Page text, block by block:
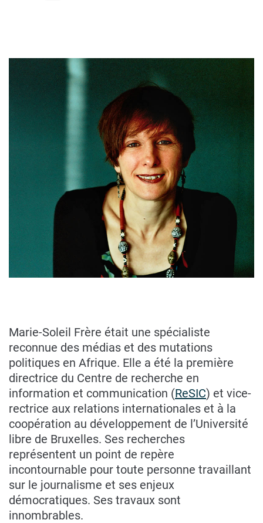
Marie-Soleil Frère était une spécialiste
reconnue des médias et des mutations
politiques en Afrique. Elle a été la première
directrice du Centre de recherche en
information et communication (ReSIC) et vice-
rectrice aux relations internationales et à la
coopération au développement de l’Université
libre de Bruxelles. Ses recherches
représentent un point de repère
incontournable pour toute personne travaillant
sur le journalisme et ses enjeux
démocratiques. Ses travaux sont
innombrables.